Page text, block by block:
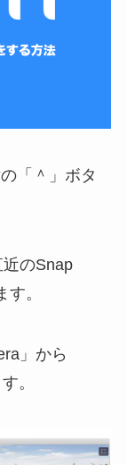
「＾」ボタ
のSnap
。
」から
。